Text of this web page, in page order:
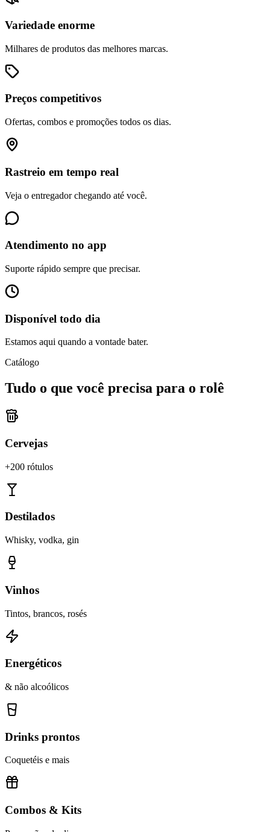
Variedade enorme
Milhares de produtos das melhores marcas.
Preços competitivos
Ofertas, combos e promoções todos os dias.
Rastreio em tempo real
Veja o entregador chegando até você.
Atendimento no app
Suporte rápido sempre que precisar.
Disponível todo dia
Estamos aqui quando a vontade bater.
Catálogo
Tudo o que você precisa para o rolê
Cervejas
+200 rótulos
Destilados
Whisky, vodka, gin
Vinhos
Tintos, brancos, rosés
Energéticos
& não alcoólicos
Drinks prontos
Coquetéis e mais
Combos & Kits